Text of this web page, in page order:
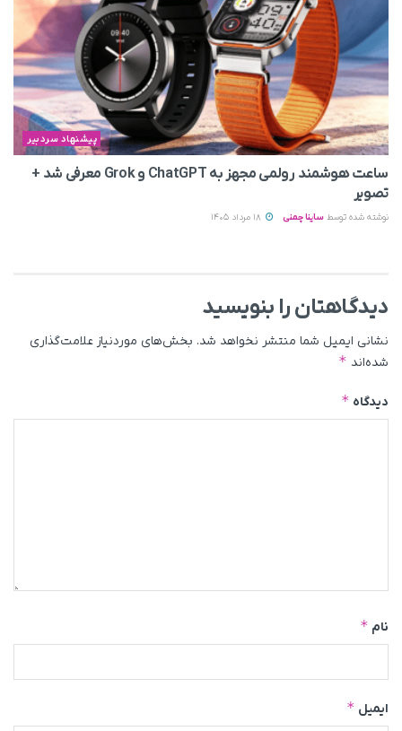
پیشنهاد سردبیر
ساعت هوشمند رولمی مجهز به ChatGPT و Grok معرفی شد +
تصویر
نوشته شده توسط ساینا چمنی
دیدگاهتان را بنویسید
نشانی ایمیل شما منتشر نخواهد شد. بخش‌های موردنیاز علامت‌گذاری
شده‌اند *
دیدگاه *
نام *
ایمیل *